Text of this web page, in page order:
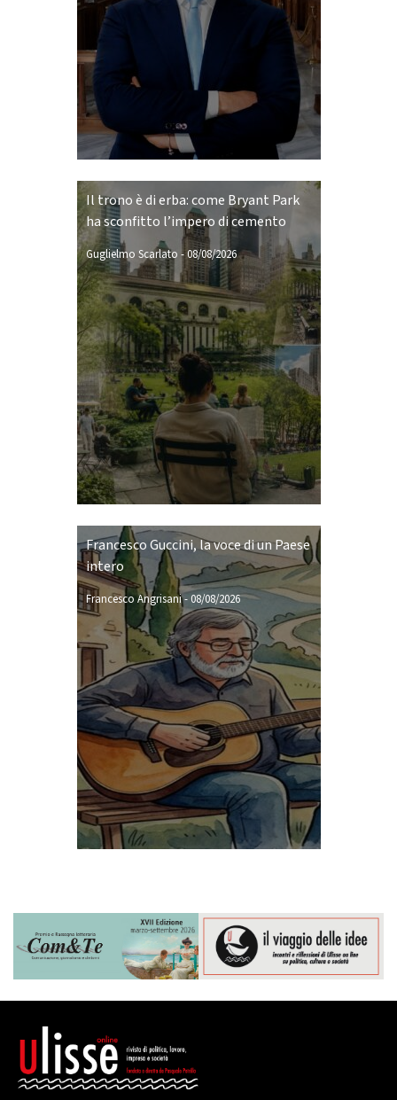
Il trono è di erba: come Bryant Park
ha sconfitto l’impero di cemento
Guglielmo Scarlato -08/08/2026
Francesco Guccini, la voce di un Paese
intero
Francesco Angrisani-08/08/2026